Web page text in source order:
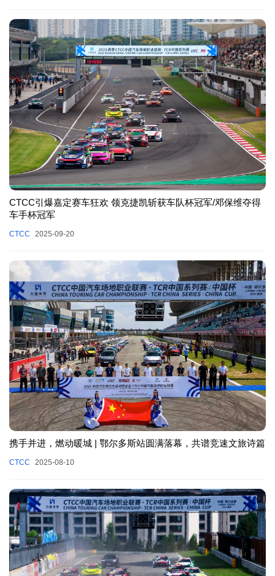
CTCC引爆嘉定赛车狂欢 领克捷凯斩获车队杯冠军/邓保维夺得
车手杯冠军
CTCC 2025-09-20
携手并进，燃动暖城 | 鄂尔多斯站圆满落幕，共谱竞速文旅诗篇
CTCC 2025-08-10